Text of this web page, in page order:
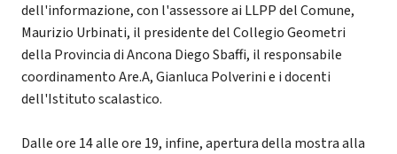
dell'informazione, con l'assessore ai LLPP del Comune,
Maurizio Urbinati, il presidente del Collegio Geometri
della Provincia di Ancona Diego Sbaffi, il responsabile
coordinamento Are.A, Gianluca Polverini e i docenti
dell'Istituto scalastico.
Dalle ore 14 alle ore 19, infine, apertura della mostra alla